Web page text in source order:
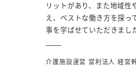
リットがあり、また地域性
え、ベストな働き方を探っ
事を学ばせていただきまし
介護施設運営 営利法人 経営